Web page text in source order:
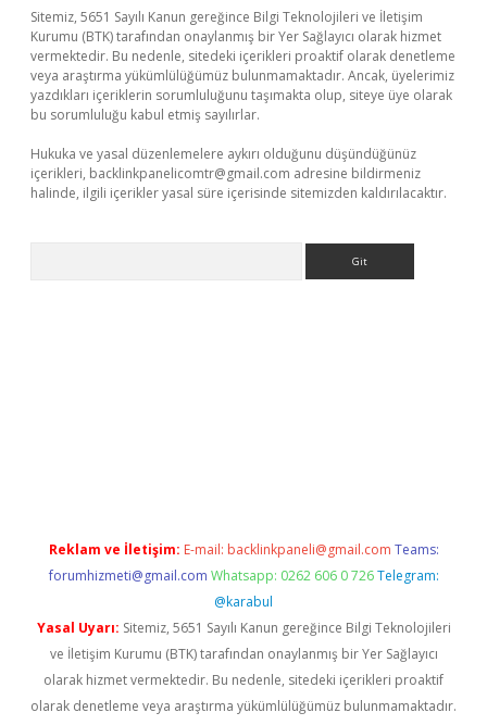
Sitemiz, 5651 Sayılı Kanun gereğince Bilgi Teknolojileri ve İletişim
Kurumu (BTK) tarafından onaylanmış bir Yer Sağlayıcı olarak hizmet
vermektedir. Bu nedenle, sitedeki içerikleri proaktif olarak denetleme
veya araştırma yükümlülüğümüz bulunmamaktadır. Ancak, üyelerimiz
yazdıkları içeriklerin sorumluluğunu taşımakta olup, siteye üye olarak
bu sorumluluğu kabul etmiş sayılırlar.
Hukuka ve yasal düzenlemelere aykırı olduğunu düşündüğünüz
içerikleri, backlinkpanelicomtr@gmail.com adresine bildirmeniz
halinde, ilgili içerikler yasal süre içerisinde sitemizden kaldırılacaktır.
Reklam ve İletişim: E-mail: backlinkpaneli@gmail.com Teams:
forumhizmeti@gmail.com Whatsapp: 0262 606 0 726 Telegram:
@karabul
Yasal Uyarı: Sitemiz, 5651 Sayılı Kanun gereğince Bilgi Teknolojileri
ve İletişim Kurumu (BTK) tarafından onaylanmış bir Yer Sağlayıcı
olarak hizmet vermektedir. Bu nedenle, sitedeki içerikleri proaktif
olarak denetleme veya araştırma yükümlülüğümüz bulunmamaktadır.